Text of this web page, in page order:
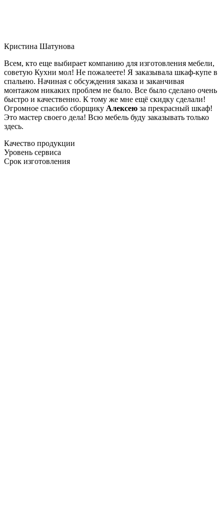
Кристина Шатунова
Всем, кто еще выбирает компанию для изготовления мебели,
советую Кухни мол! Не пожалеете! Я заказывала шкаф-купе в
спальню. Начиная с обсуждения заказа и заканчивая
монтажом никаких проблем не было. Все было сделано очень
быстро и качественно. К тому же мне ещё скидку сделали!
Огромное спасибо сборщику Алексею за прекрасный шкаф!
Это мастер своего дела! Всю мебель буду заказывать только
здесь.
Качество продукции
Уровень сервиса
Срок изготовления